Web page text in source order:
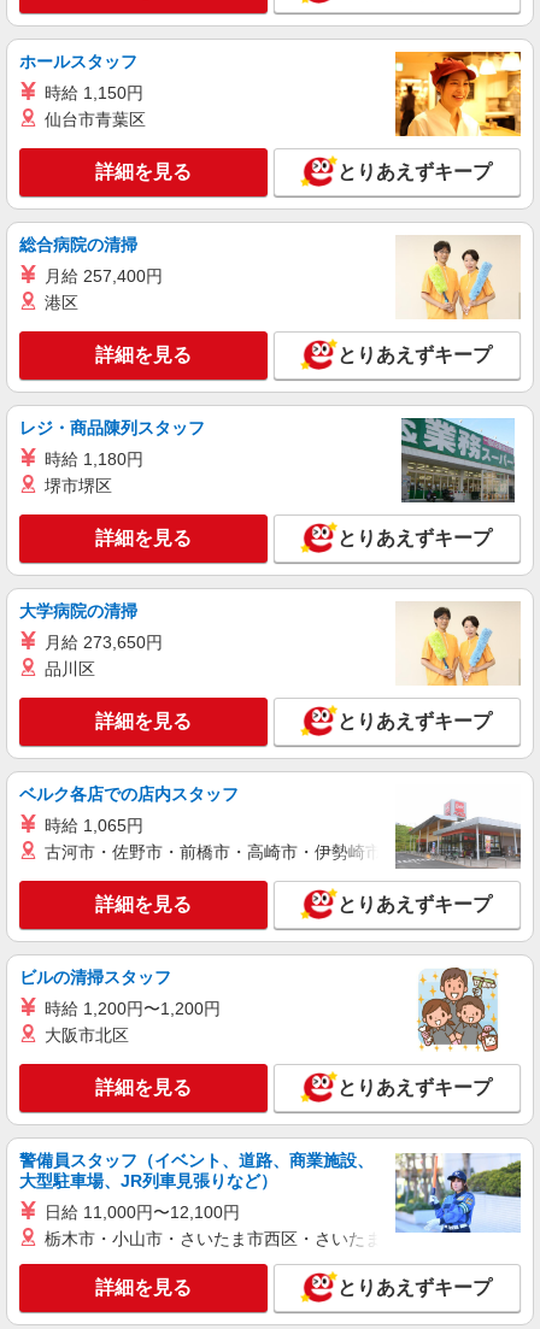
ホールスタッフ
時給 1,150円
仙台市青葉区
詳細を見る とりあえずキープ
総合病院の清掃
月給 257,400円
港区
詳細を見る とりあえずキープ
レジ・商品陳列スタッフ
時給 1,180円
堺市堺区
詳細を見る とりあえずキープ
大学病院の清掃
月給 273,650円
品川区
詳細を見る とりあえずキープ
ベルク各店での店内スタッフ
時給 1,065円
古河市・佐野市・前橋市・高崎市・伊勢崎市・太田市・館林市
詳細を見る とりあえずキープ
ビルの清掃スタッフ
時給 1,200円〜1,200円
大阪市北区
詳細を見る とりあえずキープ
警備員スタッフ（イベント、道路、商業施設、
大型駐車場、JR列車見張りなど）
日給 11,000円〜12,100円
栃木市・小山市・さいたま市西区・さいたま市岩槻区・久喜市・
詳細を見る とりあえずキープ